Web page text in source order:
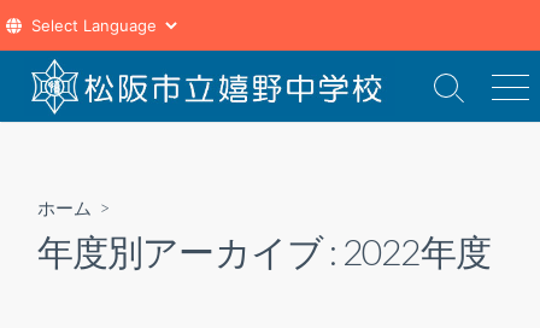
テ
検
索
メ
ニ
ホーム >
年度別アーカイブ : 2022年度